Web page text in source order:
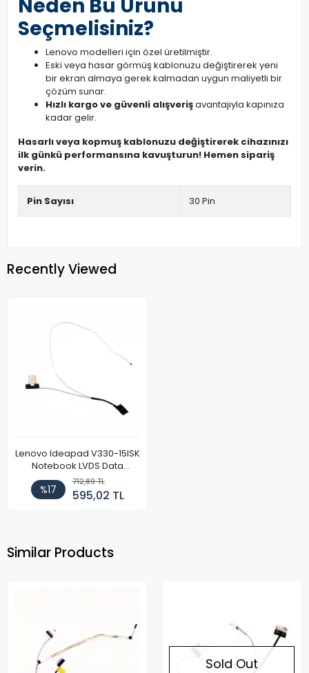
Neden Bu Ürünü
Seçmelisiniz?
Lenovo modelleri için özel üretilmiştir.
Eski veya hasar görmüş kablonuzu değiştirerek yeni
bir ekran almaya gerek kalmadan uygun maliyetli bir
çözüm sunar.
Hızlı kargo ve güvenli alışverişavantajıyla kapınıza
kadar gelir.
Hasarlı veya kopmuş kablonuzu değiştirerek cihazınızı
ilk günkü performansına kavuşturun! Hemen sipariş
verin.
Pin Sayısı 30 Pin
Recently Viewed
Lenovo Ideapad V330-15ISK
Notebook LVDS Data
Kablosu
%17
712,89 TL
595,02 TL
Similar Products
Sold Out